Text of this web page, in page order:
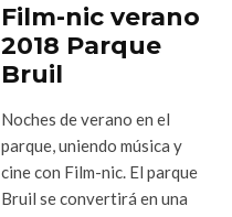
Film-nic verano
2018 Parque
Bruil
Noches de verano en el
parque, uniendo música y
cine con Film-nic. El parque
Bruil se convertirá en una